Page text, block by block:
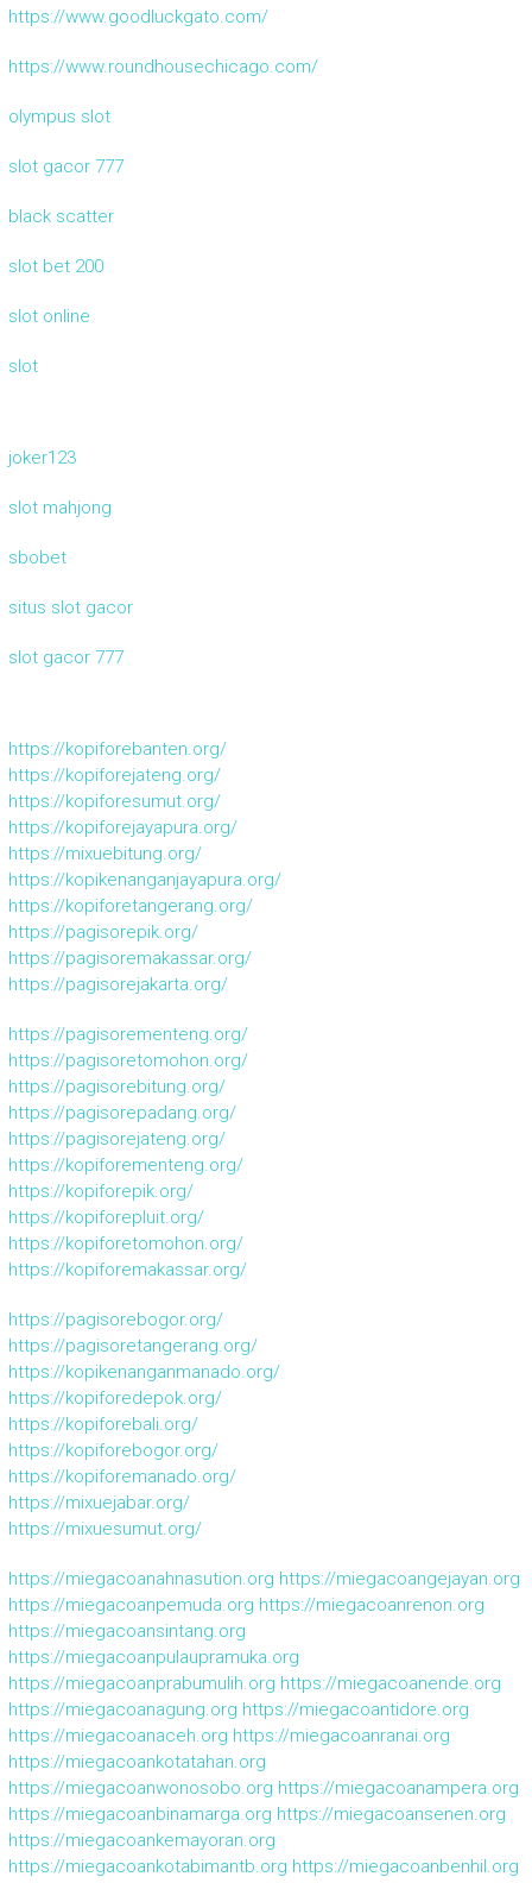
https://www.goodluckgato.com/
https://www.roundhousechicago.com/
olympus slot
slot gacor 777
black scatter
slot bet 200
slot online
slot
joker123
slot mahjong
sbobet
situs slot gacor
slot gacor 777
https://kopiforebanten.org/
https://kopiforejateng.org/
https://kopiforesumut.org/
https://kopiforejayapura.org/
https://mixuebitung.org/
https://kopikenanganjayapura.org/
https://kopiforetangerang.org/
https://pagisorepik.org/
https://pagisoremakassar.org/
https://pagisorejakarta.org/
https://pagisorementeng.org/
https://pagisoretomohon.org/
https://pagisorebitung.org/
https://pagisorepadang.org/
https://pagisorejateng.org/
https://kopiforementeng.org/
https://kopiforepik.org/
https://kopiforepluit.org/
https://kopiforetomohon.org/
https://kopiforemakassar.org/
https://pagisorebogor.org/
https://pagisoretangerang.org/
https://kopikenanganmanado.org/
https://kopiforedepok.org/
https://kopiforebali.org/
https://kopiforebogor.org/
https://kopiforemanado.org/
https://mixuejabar.org/
https://mixuesumut.org/
https://miegacoanahnasution.org https://miegacoangejayan.org
https://miegacoanpemuda.org https://miegacoanrenon.org
https://miegacoansintang.org
https://miegacoanpulaupramuka.org
https://miegacoanprabumulih.org https://miegacoanende.org
https://miegacoanagung.org https://miegacoantidore.org
https://miegacoanaceh.org https://miegacoanranai.org
https://miegacoankotatahan.org
https://miegacoanwonosobo.org https://miegacoanampera.org
https://miegacoanbinamarga.org https://miegacoansenen.org
https://miegacoankemayoran.org
https://miegacoankotabimantb.org https://miegacoanbenhil.org